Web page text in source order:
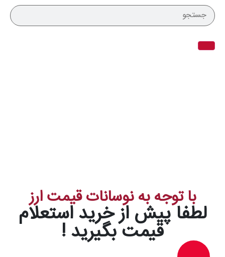
با توجه به نوسانات قیمت ارز
لطفا پیش از خرید استعلام
قیمت بگیرید !